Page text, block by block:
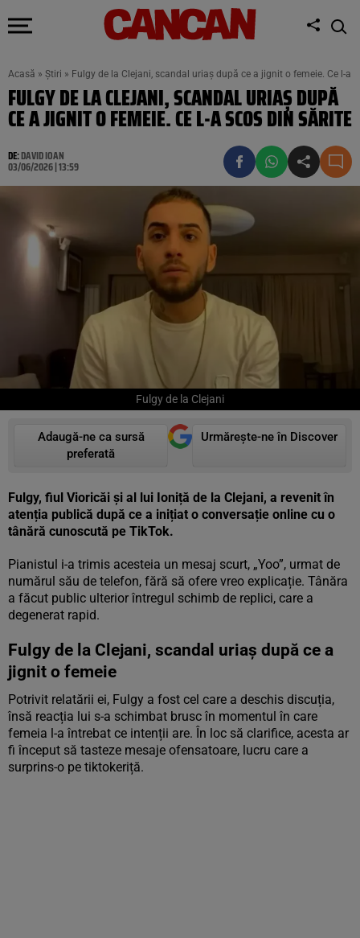
Acasă » Știri » Fulgy de la Clejani, scandal uriaș după ce a jignit o femeie. Ce l-a
FULGY DE LA CLEJANI, SCANDAL URIAȘ DUPĂ
CE A JIGNIT O FEMEIE. CE L-A SCOS DIN SĂRITE
DE:DAVID IOAN
03/06/2026 | 13:59
Fulgy de la Clejani
Adaugă-ne ca sursă
preferată
Urmărește-ne în Discover
Fulgy, fiul Vioricăi și al lui Ioniță de la Clejani, a revenit în
atenția publică după ce a inițiat o conversație online cu o
tânără cunoscută pe TikTok.
Pianistul i-a trimis acesteia un mesaj scurt, „Yoo”, urmat de
numărul său de telefon, fără să ofere vreo explicație. Tânăra
a făcut public ulterior întregul schimb de replici, care a
degenerat rapid.
Fulgy de la Clejani, scandal uriaș după ce a
jignit o femeie
Potrivit relatării ei, Fulgy a fost cel care a deschis discuția,
însă reacția lui s-a schimbat brusc în momentul în care
femeia l-a întrebat ce intenții are. În loc să clarifice, acesta ar
fi început să tasteze mesaje ofensatoare, lucru care a
surprins-o pe tiktokeriță.